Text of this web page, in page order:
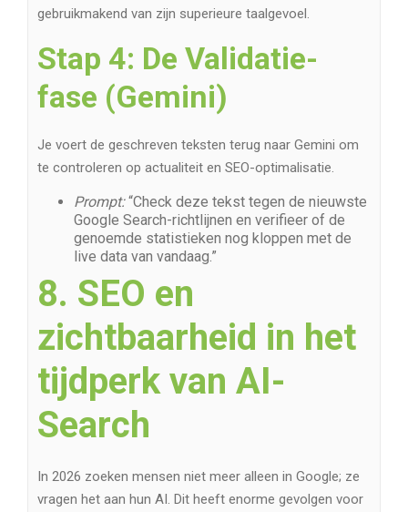
gebruikmakend van zijn superieure taalgevoel.
Stap 4: De Validatie-
fase (Gemini)
Je voert de geschreven teksten terug naar Gemini om
te controleren op actualiteit en SEO-optimalisatie.
Prompt:“Check deze tekst tegen de nieuwste
Google Search-richtlijnen en verifieer of de
genoemde statistieken nog kloppen met de
live data van vandaag.”
8. SEO en
zichtbaarheid in het
tijdperk van AI-
Search
In 2026 zoeken mensen niet meer alleen in Google; ze
vragen het aan hun AI. Dit heeft enorme gevolgen voor